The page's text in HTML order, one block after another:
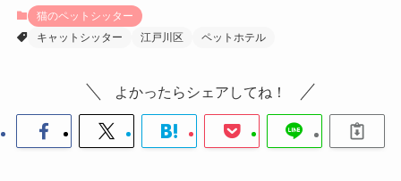
猫のペットシッター
キャットシッター
江戸川区 ペットホテル
よかったらシェアしてね！